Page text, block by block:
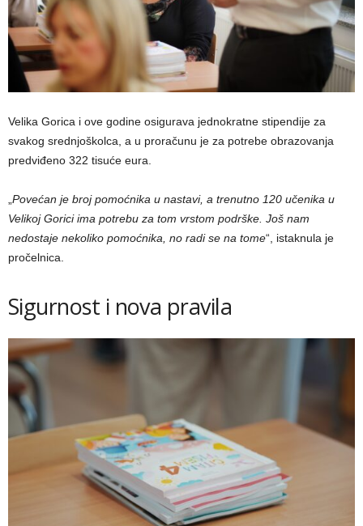
Velika Gorica i ove godine osigurava jednokratne stipendije za
svakog srednjoškolca, a u proračunu je za potrebe obrazovanja
predviđeno 322 tisuće eura.
Povećan je broj pomoćnika u nastavi, a trenutno 120 učenika u
Velikoj Gorici ima potrebu za tom vrstom podrške. Još nam
nedostaje nekoliko pomoćnika, no radi se na tome“, istaknula je
pročelnica.
Sigurnost i nova pravila